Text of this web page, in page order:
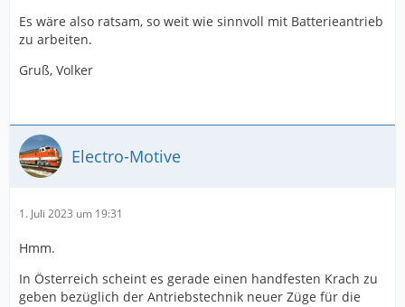
Es wäre also ratsam, so weit wie sinnvoll mit Batterieantrieb
zu arbeiten.
Gruß, Volker
Electro-Motive
1. Juli 2023 um 19:31
Hmm.
In Österreich scheint es gerade einen handfesten Krach zu
geben bezüglich der Antriebstechnik neuer Züge für die